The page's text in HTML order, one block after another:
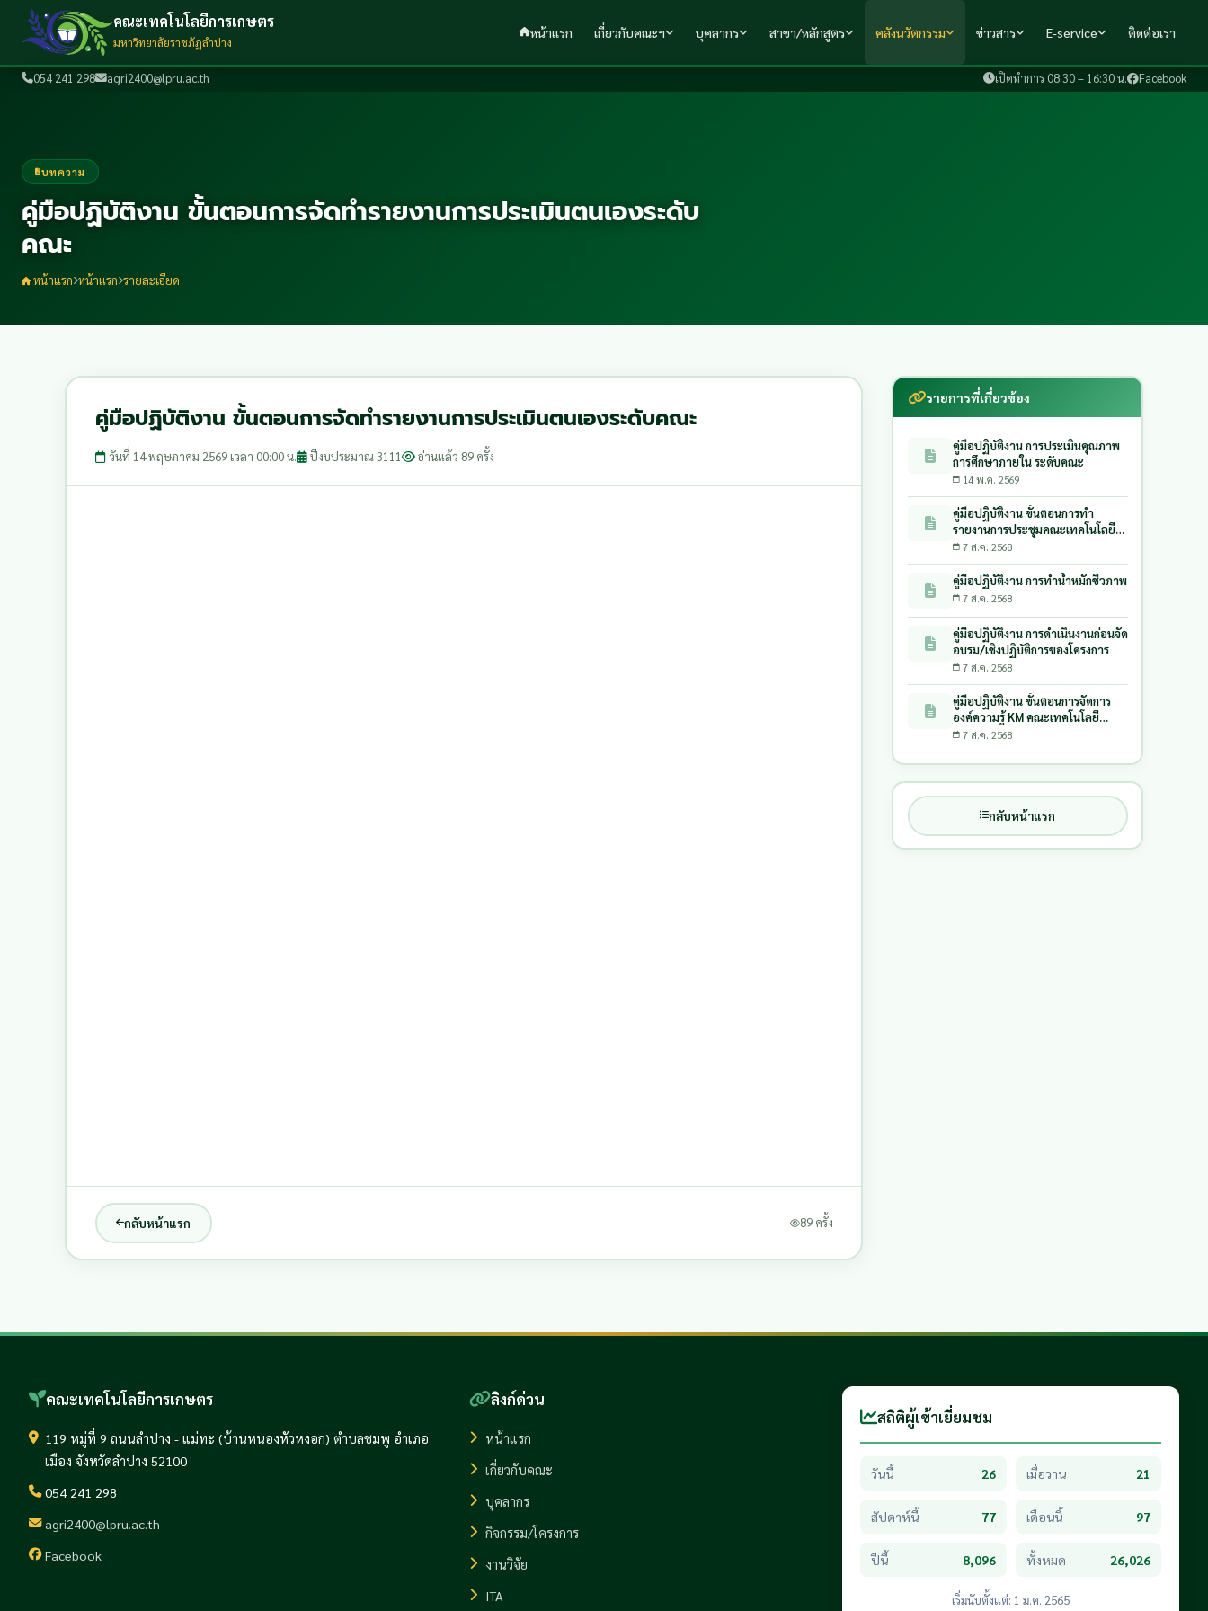
054 241 298 agri2400@lpru.ac.th เปิดทำการ 08:30 – 16:30 น. Facebook
คณะเทคโนโลยีการเกษตร
มหาวิทยาลัยราชภัฏลำปาง
หน้าแรก เกี่ยวกับคณะฯ บุคลากร สาขา/หลักสูตร คลังนวัตกรรม ข่าวสาร E-service ติดต่อเรา
บทความ
คู่มือปฏิบัติงาน ขั้นตอนการจัดทำรายงานการประเมินตนเองระดับ
คณะ
หน้าแรก หน้าแรก รายละเอียด
คู่มือปฏิบัติงาน ขั้นตอนการจัดทำรายงานการประเมินตนเองระดับคณะ
วันที่ 14 พฤษภาคม 2569 เวลา 00:00 น. ปีงบประมาณ 3111 อ่านแล้ว 89 ครั้ง
กลับหน้าแรก 89 ครั้ง
รายการที่เกี่ยวข้อง
คู่มือปฏิบัติงาน การประเมินคุณภาพ
การศึกษาภายใน ระดับคณะ
14 พ.ค. 2569
คู่มือปฏิบัติงาน ขั้นตอนการทำ
รายงานการประชุมคณะเทคโนโลยี
การเกษตร
7 ส.ค. 2568
คู่มือปฏิบัติงาน การทำน้ำหมักชีวภาพ
7 ส.ค. 2568
คู่มือปฏิบัติงาน การดําเนินงานก่อนจัด
อบรม/เชิงปฏิบัติการของโครงการ
7 ส.ค. 2568
คู่มือปฏิบัติงาน ขั้นตอนการจัดการ
องค์ความรู้ KM คณะเทคโนโลยี
การเกษตร
7 ส.ค. 2568
กลับหน้าแรก
คณะเทคโนโลยีการเกษตร
119 หมู่ที่ 9 ถนนลำปาง - แม่ทะ (บ้านหนองหัวหงอก) ตำบลชมพู อำเภอ
เมือง จังหวัดลำปาง 52100
054 241 298
agri2400@lpru.ac.th
Facebook
ลิงก์ด่วน
หน้าแรก
เกี่ยวกับคณะ
บุคลากร
กิจกรรม/โครงการ
งานวิจัย
ITA
สถิติผู้เข้าเยี่ยมชม
วันนี้ 26 เมื่อวาน 21
สัปดาห์นี้ 77 เดือนนี้ 97
ปีนี้ 8,096 ทั้งหมด 26,026
เริ่มนับตั้งแต่: 1 ม.ค. 2565